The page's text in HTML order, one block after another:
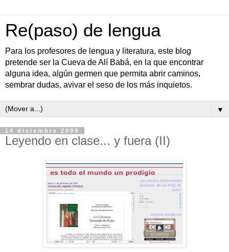
Re(paso) de lengua
Para los profesores de lengua y literatura, este blog
pretende ser la Cueva de Alí Babá, en la que encontrar
alguna idea, algún germen que permita abrir caminos,
sembrar dudas, avivar el seso de los más inquietos.
▼
14 diciembre 2009
Leyendo en clase... y fuera (II)